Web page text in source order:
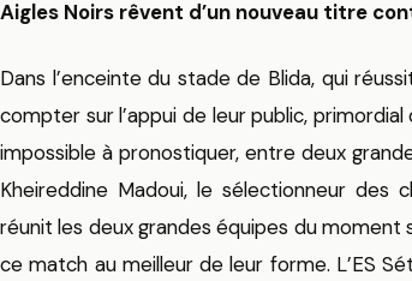
Aigles Noirs rêvent d’un nouveau titre
Dans l’enceinte du stade de Blida, qui
compter sur l’appui de leur public,
impossible à pronostiquer, entre deux
Kheireddine Madoui, le sélectionneur des
réunit les deux grandes équipes du moment
ce match au meilleur de leur forme. L’ES